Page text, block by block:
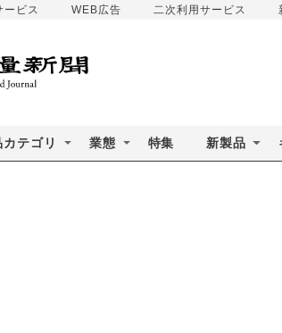
ービス WEB広告 二次利用サービス
テゴリ 業態 特集 新製品